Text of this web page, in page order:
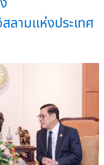
ลามแห่งประเทศ